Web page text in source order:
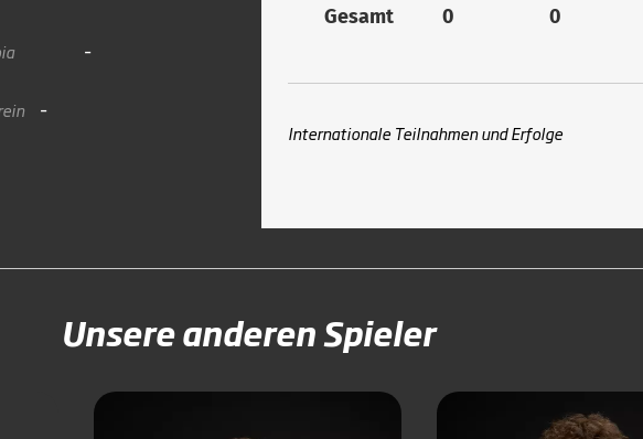
-
-
Gesamt
0 0
Internationale Teilnahmen und Erfolge
Unsere anderen Spieler